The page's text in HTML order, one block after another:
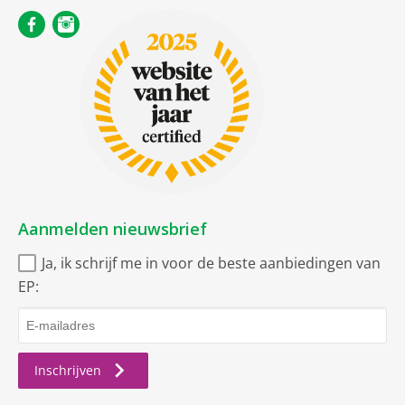
Smart Home
Via app ondersteunde
gegevensoverdracht
Vrieskast vrijstaand
Geschikt voor Smart Home
toepassingen
Thuisnetwerk
Geschikt voor onverwarmde
ruimte tot minus
15 graden
VarioSpace
Aanmelden nieuwsbrief
Ja, ik schrijf me in voor de beste aanbiedingen van
EP:
Inschrijven